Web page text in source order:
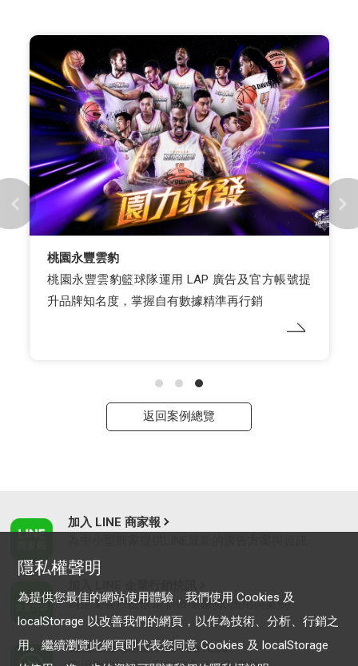
桃園永豐雲豹
桃園永豐雲豹籃球隊運用 LAP 廣告及官方帳號提
升品牌知名度，掌握自有數據精準再行銷
返回案例總覽
加入 LINE 商家報
為企業客戶提供最新市場趨勢, 應用與案例
LINE Biz-Solutions YouTube
隱私權聲明
為提供您最佳的網站使用體驗，我們使用 Cookies 及
localStorage 以改善我們的網頁，以作為技術、分析、行銷之
用。繼續瀏覽此網頁即代表您同意 Cookies 及 localStorage